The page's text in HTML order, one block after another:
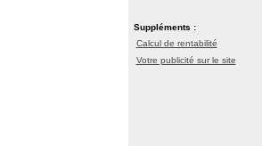
Suppléments :
Calcul de rentabilité
Votre publicité sur le site